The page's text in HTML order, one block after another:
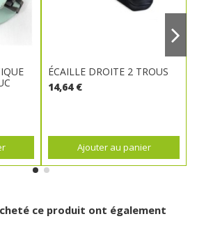
ÉCAILLE DROITE 2 TROUS
14,64 €
Ajouter au panier
ce produit ont également